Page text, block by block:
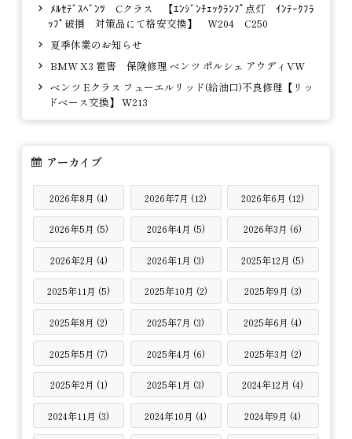
ﾒﾙｾﾃﾞｽﾍﾞﾝﾂ Cクラス 【ｴﾝｼﾞﾝﾁｪｯｸﾗﾝﾌﾟ点灯 ｲﾝﾃｰｸﾌﾗ
ｯﾌﾟ破損 対策品にて格安交換】 W204 C250
夏季休業のお知らせ
BMW X3 雹害 保険修理 ベンツ ポルシェ アウディVW
ベンツ Eクラス フューエルリッド(給油口)不良修理【リッ
ドベース交換】 W213
アーカイブ
2026年8月 (4) 2026年7月 (12) 2026年6月 (12)
2026年5月 (5) 2026年4月 (5) 2026年3月 (6)
2026年2月 (4) 2026年1月 (3) 2025年12月 (5)
2025年11月 (5) 2025年10月 (2) 2025年9月 (3)
2025年8月 (2) 2025年7月 (3) 2025年6月 (4)
2025年5月 (7) 2025年4月 (6) 2025年3月 (2)
2025年2月 (1) 2025年1月 (3) 2024年12月 (4)
2024年11月 (3) 2024年10月 (4) 2024年9月 (4)